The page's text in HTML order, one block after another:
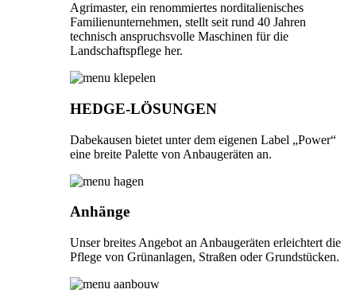
Agrimaster, ein renommiertes norditalienisches
Familienunternehmen, stellt seit rund 40 Jahren
technisch anspruchsvolle Maschinen für die
Landschaftspflege her.
HEDGE-LÖSUNGEN
Dabekausen bietet unter dem eigenen Label „Power“
eine breite Palette von Anbaugeräten an.
Anhänge
Unser breites Angebot an Anbaugeräten erleichtert die
Pflege von Grünanlagen, Straßen oder Grundstücken.